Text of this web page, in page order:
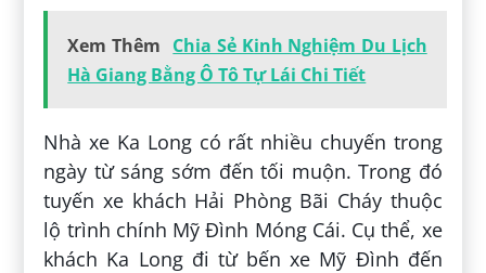
Xem Thêm Chia Sẻ Kinh Nghiệm Du Lịch
Hà Giang Bằng Ô Tô Tự Lái Chi Tiết
Nhà xe Ka Long có rất nhiều chuyến trong
ngày từ sáng sớm đến tối muộn. Trong đó
tuyến xe khách Hải Phòng Bãi Cháy thuộc
lộ trình chính Mỹ Đình Móng Cái. Cụ thể, xe
khách Ka Long đi từ bến xe Mỹ Đình đến